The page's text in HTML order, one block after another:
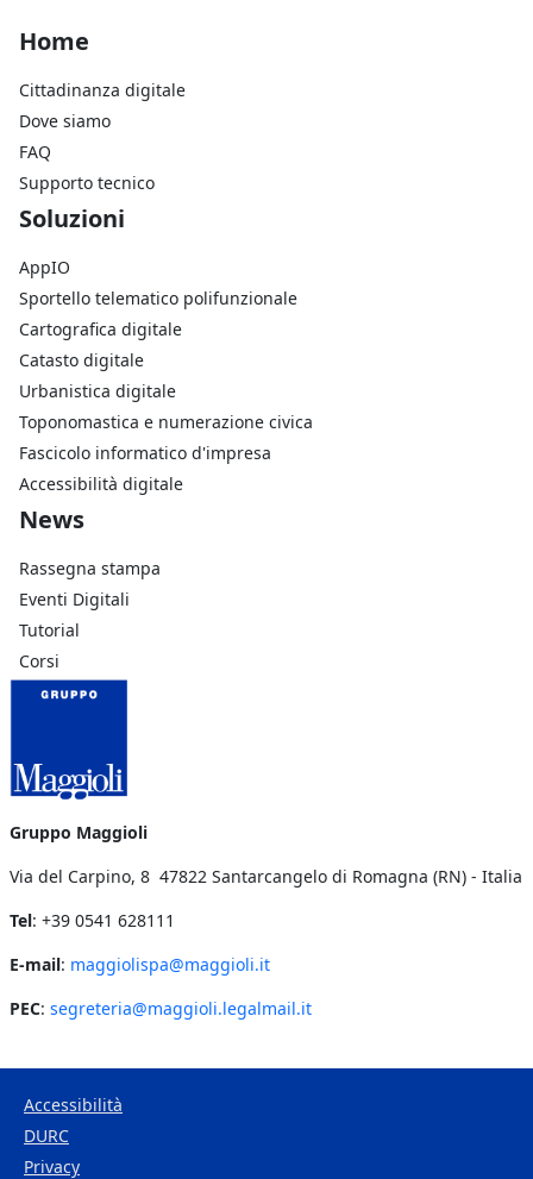
Footer Home
Home
Cittadinanza digitale
Dove siamo
FAQ
Supporto tecnico
Footer Soluzioni
Soluzioni
AppIO
Sportello telematico polifunzionale
Cartografica digitale
Catasto digitale
Urbanistica digitale
Toponomastica e numerazione civica
Fascicolo informatico d'impresa
Accessibilità digitale
Footer Azienda
News
Rassegna stampa
Eventi Digitali
Tutorial
Corsi
Gruppo Maggioli
Via del Carpino, 8 47822 Santarcangelo di Romagna (RN) - Italia
Tel: +39 0541 628111
E-mail: maggiolispa@maggioli.it
PEC: segreteria@maggioli.legalmail.it
Footer Bottom
Accessibilità
DURC
Privacy